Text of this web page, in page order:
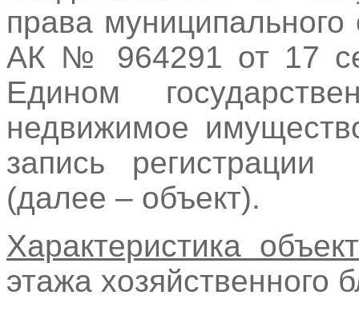
права
АК № 964291 от 17
Едином
недвижимое
запись
(далее – объект).
Характеристика
этажа